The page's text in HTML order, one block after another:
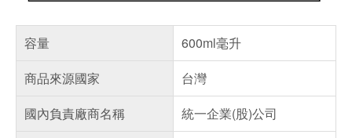
容量
600ml毫升
商品來源國家
台灣
國內負責廠商名稱
統一企業(股)公司